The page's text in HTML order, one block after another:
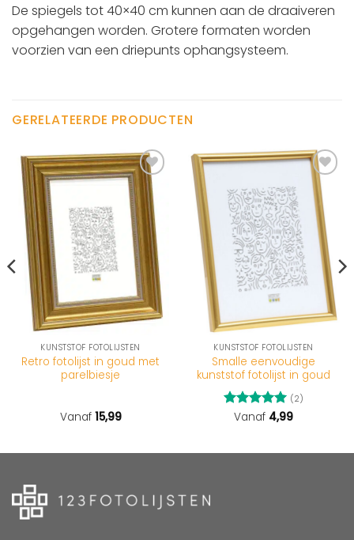
De spiegels tot 40×40 cm kunnen aan de draaiveren
opgehangen worden. Grotere formaten worden
voorzien van een driepunts ophangsysteem.
GERELATEERDE PRODUCTEN
KUNSTSTOF FOTOLIJSTEN
Retro fotolijst in goud met
parelbiesje
Vanaf 15,99
KUNSTSTOF FOTOLIJSTEN
Smalle eenvoudige
kunststof fotolijst in goud
Gewaardeerd
(2)
Vanaf 4,99